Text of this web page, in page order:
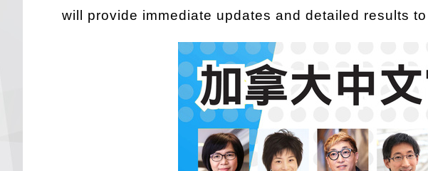
will provide immediate updates and detailed results